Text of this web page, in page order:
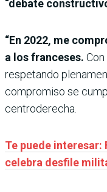
“debate
“En 2022, me
a los franceses.
respetando
compromiso se
centroderecha.
Te puede interesar:
celebra desfile